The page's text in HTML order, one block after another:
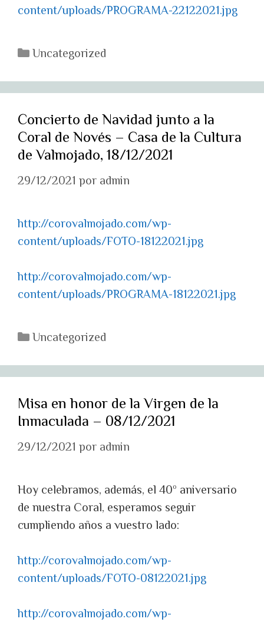
content/uploads/PROGRAMA-22122021.jpg
Categorías
Uncategorized
Concierto de Navidad junto a la
Coral de Novés – Casa de la Cultura
de Valmojado, 18/12/2021
29/12/2021 por admin
http://corovalmojado.com/wp-
content/uploads/FOTO-18122021.jpg
http://corovalmojado.com/wp-
content/uploads/PROGRAMA-18122021.jpg
Categorías
Uncategorized
Misa en honor de la Virgen de la
Inmaculada – 08/12/2021
29/12/2021 por admin
Hoy celebramos, además, el 40º aniversario
de nuestra Coral, esperamos seguir
cumpliendo años a vuestro lado:
http://corovalmojado.com/wp-
content/uploads/FOTO-08122021.jpg
http://corovalmojado.com/wp-